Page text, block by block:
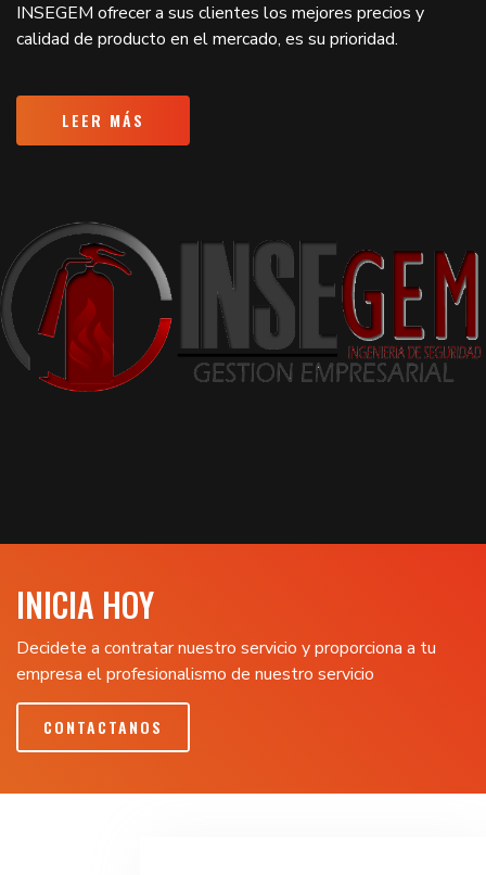
INSEGEM ofrecer a sus clientes los mejores precios y
calidad de producto en el mercado, es su prioridad.
LEER MÁS
INICIA HOY
Decidete a contratar nuestro servicio y proporciona a tu
empresa el profesionalismo de nuestro servicio
CONTACTANOS